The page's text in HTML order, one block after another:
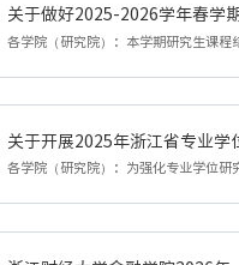
关于做好2025-2026学年春学
关于开展2025年浙江省专业学